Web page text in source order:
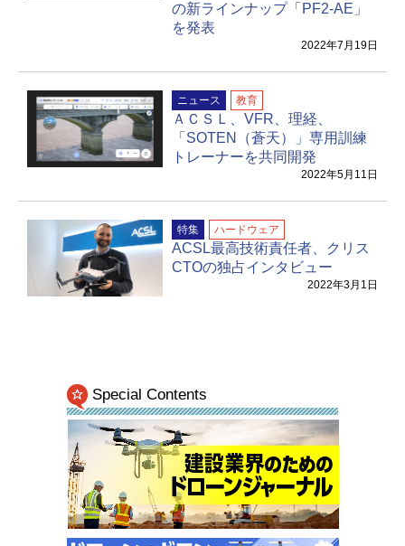
の新ラインナップ「PF2-AE」
を発表
2022年7月19日
ニュース 教育
ＡＣＳＬ、VFR、理経、
「SOTEN（蒼天）」専用訓練
トレーナーを共同開発
2022年5月11日
特集 ハードウェア
ACSL最高技術責任者、クリス
CTOの独占インタビュー
2022年3月1日
Special Contents